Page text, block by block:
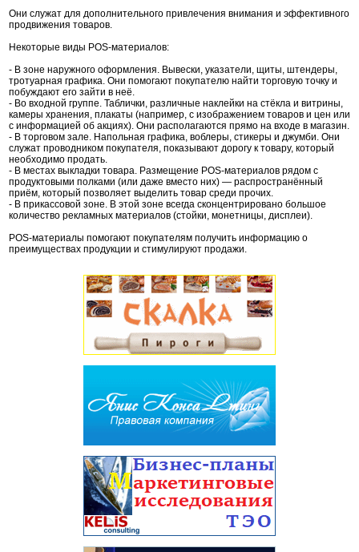
Они служат для дополнительного привлечения внимания и эффективного
продвижения товаров.
Некоторые виды POS-материалов:
- В зоне наружного оформления. Вывески, указатели, щиты, штендеры,
тротуарная графика. Они помогают покупателю найти торговую точку и
побуждают его зайти в неё.
- Во входной группе. Таблички, различные наклейки на стёкла и витрины,
камеры хранения, плакаты (например, с изображением товаров и цен или
с информацией об акциях). Они располагаются прямо на входе в магазин.
- В торговом зале. Напольная графика, воблеры, стикеры и джумби. Они
служат проводником покупателя, показывают дорогу к товару, который
необходимо продать.
- В местах выкладки товара. Размещение POS-материалов рядом с
продуктовыми полками (или даже вместо них) — распространённый
приём, который позволяет выделить товар среди прочих.
- В прикассовой зоне. В этой зоне всегда сконцентрировано большое
количество рекламных материалов (стойки, монетницы, дисплеи).
POS-материалы помогают покупателям получить информацию о
преимуществах продукции и стимулируют продажи.